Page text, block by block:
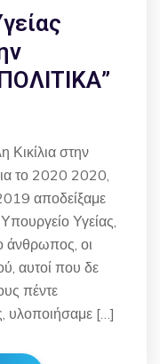
στην
το 2020 2020,
αποδείξαμε
Υγείας,
άνθρωπος, οι
αυτοί που δε
πέντε
υλοποιήσαμε […]